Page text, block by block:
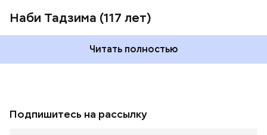
Наби Тадзима (117 лет)
Читать полностью
Подпишитесь на рассылку